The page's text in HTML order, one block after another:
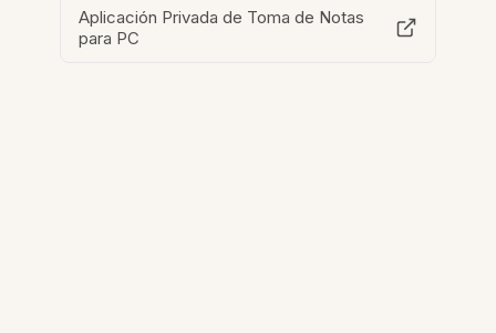
Aplicación Privada de Toma de Notas
para PC